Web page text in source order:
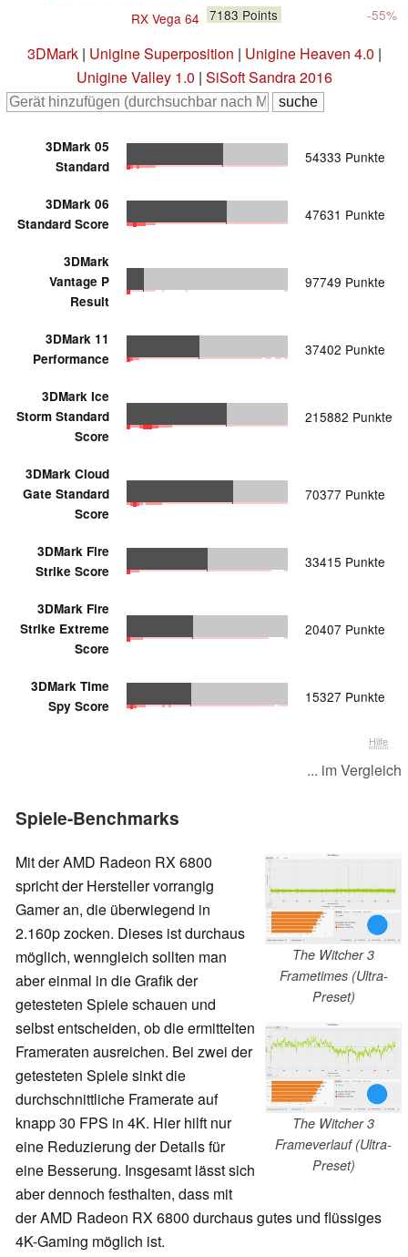
RX Vega 64 7183 Points -55%
3DMark| Unigine Superposition | Unigine Heaven 4.0 |
Unigine Valley 1.0 | SiSoft Sandra 2016
3DMark 05
Standard
54333 Punkte
3DMark 06
Standard Score
47631 Punkte
3DMark
Vantage P
Result
97749 Punkte
3DMark 11
Performance
37402 Punkte
3DMark Ice
Storm Standard
Score
215882 Punkte
3DMark Cloud
Gate Standard
Score
70377 Punkte
3DMark Fire
Strike Score
33415 Punkte
3DMark Fire
Strike Extreme
Score
20407 Punkte
3DMark Time
Spy Score
15327 Punkte
Hilfe
... im Vergleich
Spiele-Benchmarks
The Witcher 3
Frametimes (Ultra-
Preset)
The Witcher 3
Frameverlauf (Ultra-
Preset)
Mit der AMD Radeon RX 6800
spricht der Hersteller vorrangig
Gamer an, die überwiegend in
2.160p zocken. Dieses ist durchaus
möglich, wenngleich sollten man
aber einmal in die Grafik der
getesteten Spiele schauen und
selbst entscheiden, ob die ermittelten
Frameraten ausreichen. Bei zwei der
getesteten Spiele sinkt die
durchschnittliche Framerate auf
knapp 30 FPS in 4K. Hier hilft nur
eine Reduzierung der Details für
eine Besserung. Insgesamt lässt sich
aber dennoch festhalten, dass mit
der AMD Radeon RX 6800 durchaus gutes und flüssiges
4K-Gaming möglich ist.